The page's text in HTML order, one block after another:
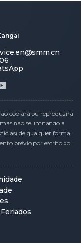
copiará ou reproduzirá
não se limitando a
de qualquer forma
prévio por escrito do